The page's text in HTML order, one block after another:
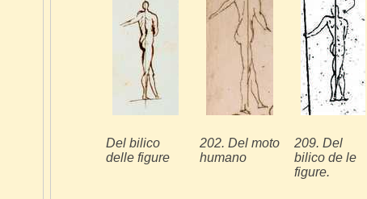
Del bilico
delle figure
202. Del moto
humano
209. Del
bilico de le
figure.